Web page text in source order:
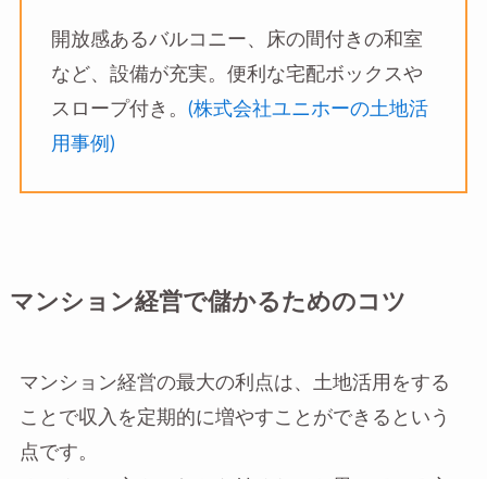
開放感あるバルコニー、床の間付きの和室
など、設備が充実。便利な宅配ボックスや
スロープ付き。 (株式会社ユニホーの土地活
用事例)
マンション経営で儲かるためのコツ
マンション経営の最大の利点は、土地活用をする
ことで収入を定期的に増やすことができるという
点です。